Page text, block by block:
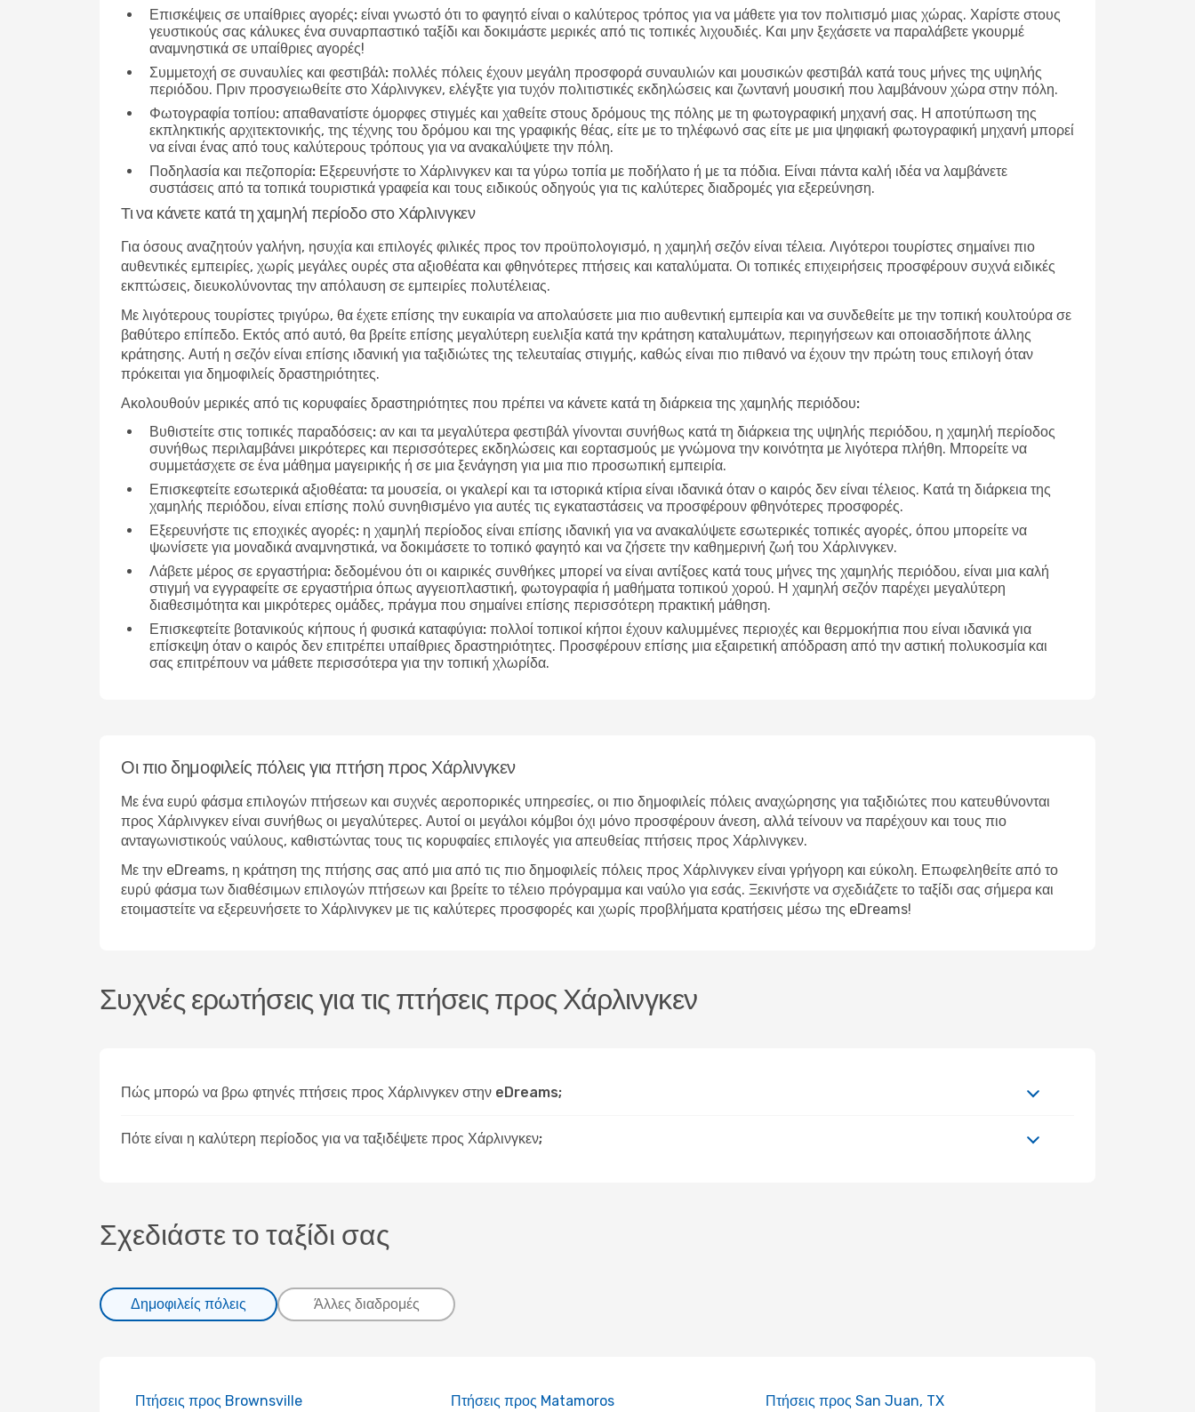
Επισκέψεις σε υπαίθριες αγορές: είναι γνωστό ότι το φαγητό είναι ο καλύτερος τρόπος για να μάθετε για τον πολιτισμό μιας χώρας. Χαρίστε στους
γευστικούς σας κάλυκες ένα συναρπαστικό ταξίδι και δοκιμάστε μερικές από τις τοπικές λιχουδιές. Και μην ξεχάσετε να παραλάβετε γκουρμέ
αναμνηστικά σε υπαίθριες αγορές!
Συμμετοχή σε συναυλίες και φεστιβάλ: πολλές πόλεις έχουν μεγάλη προσφορά συναυλιών και μουσικών φεστιβάλ κατά τους μήνες της υψηλής
περιόδου. Πριν προσγειωθείτε στο Χάρλινγκεν, ελέγξτε για τυχόν πολιτιστικές εκδηλώσεις και ζωντανή μουσική που λαμβάνουν χώρα στην πόλη.
Φωτογραφία τοπίου: απαθανατίστε όμορφες στιγμές και χαθείτε στους δρόμους της πόλης με τη φωτογραφική μηχανή σας. Η αποτύπωση της
εκπληκτικής αρχιτεκτονικής, της τέχνης του δρόμου και της γραφικής θέας, είτε με το τηλέφωνό σας είτε με μια ψηφιακή φωτογραφική μηχανή μπορεί
να είναι ένας από τους καλύτερους τρόπους για να ανακαλύψετε την πόλη.
Ποδηλασία και πεζοπορία: Εξερευνήστε το Χάρλινγκεν και τα γύρω τοπία με ποδήλατο ή με τα πόδια. Είναι πάντα καλή ιδέα να λαμβάνετε
συστάσεις από τα τοπικά τουριστικά γραφεία και τους ειδικούς οδηγούς για τις καλύτερες διαδρομές για εξερεύνηση.
Τι να κάνετε κατά τη χαμηλή περίοδο στο Χάρλινγκεν
Για όσους αναζητούν γαλήνη, ησυχία και επιλογές φιλικές προς τον προϋπολογισμό, η χαμηλή σεζόν είναι τέλεια. Λιγότεροι τουρίστες σημαίνει πιο
αυθεντικές εμπειρίες, χωρίς μεγάλες ουρές στα αξιοθέατα και φθηνότερες πτήσεις και καταλύματα. Οι τοπικές επιχειρήσεις προσφέρουν συχνά ειδικές
εκπτώσεις, διευκολύνοντας την απόλαυση σε εμπειρίες πολυτέλειας.
Με λιγότερους τουρίστες τριγύρω, θα έχετε επίσης την ευκαιρία να απολαύσετε μια πιο αυθεντική εμπειρία και να συνδεθείτε με την τοπική κουλτούρα σε
βαθύτερο επίπεδο. Εκτός από αυτό, θα βρείτε επίσης μεγαλύτερη ευελιξία κατά την κράτηση καταλυμάτων, περιηγήσεων και οποιασδήποτε άλλης
κράτησης. Αυτή η σεζόν είναι επίσης ιδανική για ταξιδιώτες της τελευταίας στιγμής, καθώς είναι πιο πιθανό να έχουν την πρώτη τους επιλογή όταν
πρόκειται για δημοφιλείς δραστηριότητες.
Ακολουθούν μερικές από τις κορυφαίες δραστηριότητες που πρέπει να κάνετε κατά τη διάρκεια της χαμηλής περιόδου:
Βυθιστείτε στις τοπικές παραδόσεις: αν και τα μεγαλύτερα φεστιβάλ γίνονται συνήθως κατά τη διάρκεια της υψηλής περιόδου, η χαμηλή περίοδος
συνήθως περιλαμβάνει μικρότερες και περισσότερες εκδηλώσεις και εορτασμούς με γνώμονα την κοινότητα με λιγότερα πλήθη. Μπορείτε να
συμμετάσχετε σε ένα μάθημα μαγειρικής ή σε μια ξενάγηση για μια πιο προσωπική εμπειρία.
Επισκεφτείτε εσωτερικά αξιοθέατα: τα μουσεία, οι γκαλερί και τα ιστορικά κτίρια είναι ιδανικά όταν ο καιρός δεν είναι τέλειος. Κατά τη διάρκεια της
χαμηλής περιόδου, είναι επίσης πολύ συνηθισμένο για αυτές τις εγκαταστάσεις να προσφέρουν φθηνότερες προσφορές.
Εξερευνήστε τις εποχικές αγορές: η χαμηλή περίοδος είναι επίσης ιδανική για να ανακαλύψετε εσωτερικές τοπικές αγορές, όπου μπορείτε να
ψωνίσετε για μοναδικά αναμνηστικά, να δοκιμάσετε το τοπικό φαγητό και να ζήσετε την καθημερινή ζωή του Χάρλινγκεν.
Λάβετε μέρος σε εργαστήρια: δεδομένου ότι οι καιρικές συνθήκες μπορεί να είναι αντίξοες κατά τους μήνες της χαμηλής περιόδου, είναι μια καλή
στιγμή να εγγραφείτε σε εργαστήρια όπως αγγειοπλαστική, φωτογραφία ή μαθήματα τοπικού χορού. Η χαμηλή σεζόν παρέχει μεγαλύτερη
διαθεσιμότητα και μικρότερες ομάδες, πράγμα που σημαίνει επίσης περισσότερη πρακτική μάθηση.
Επισκεφτείτε βοτανικούς κήπους ή φυσικά καταφύγια: πολλοί τοπικοί κήποι έχουν καλυμμένες περιοχές και θερμοκήπια που είναι ιδανικά για
επίσκεψη όταν ο καιρός δεν επιτρέπει υπαίθριες δραστηριότητες. Προσφέρουν επίσης μια εξαιρετική απόδραση από την αστική πολυκοσμία και
σας επιτρέπουν να μάθετε περισσότερα για την τοπική χλωρίδα.
Οι πιο δημοφιλείς πόλεις για πτήση προς Χάρλινγκεν
Με ένα ευρύ φάσμα επιλογών πτήσεων και συχνές αεροπορικές υπηρεσίες, οι πιο δημοφιλείς πόλεις αναχώρησης για ταξιδιώτες που κατευθύνονται
προς Χάρλινγκεν είναι συνήθως οι μεγαλύτερες. Αυτοί οι μεγάλοι κόμβοι όχι μόνο προσφέρουν άνεση, αλλά τείνουν να παρέχουν και τους πιο
ανταγωνιστικούς ναύλους, καθιστώντας τους τις κορυφαίες επιλογές για απευθείας πτήσεις προς Χάρλινγκεν.
Με την eDreams, η κράτηση της πτήσης σας από μια από τις πιο δημοφιλείς πόλεις προς Χάρλινγκεν είναι γρήγορη και εύκολη. Επωφεληθείτε από το
ευρύ φάσμα των διαθέσιμων επιλογών πτήσεων και βρείτε το τέλειο πρόγραμμα και ναύλο για εσάς. Ξεκινήστε να σχεδιάζετε το ταξίδι σας σήμερα και
ετοιμαστείτε να εξερευνήσετε το Χάρλινγκεν με τις καλύτερες προσφορές και χωρίς προβλήματα κρατήσεις μέσω της eDreams!
Συχνές ερωτήσεις για τις πτήσεις προς Χάρλινγκεν
Πώς μπορώ να βρω φτηνές πτήσεις προς Χάρλινγκεν στην eDreams;
Πότε είναι η καλύτερη περίοδος για να ταξιδέψετε προς Χάρλινγκεν;
Σχεδιάστε το ταξίδι σας
Δημοφιλείς πόλεις Άλλες διαδρομές
Πτήσεις προς Brownsville Πτήσεις προς Matamoros Πτήσεις προς San Juan, TX